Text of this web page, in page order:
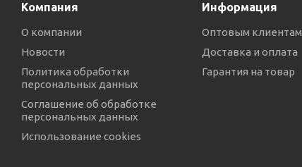
Компания
О компании
Новости
Политика обработки
персональных данных
Соглашение об обработке
персональных данных
Использование cookies
Информация
Оптовым клиентам
Доставка и оплата
Гарантия на товар